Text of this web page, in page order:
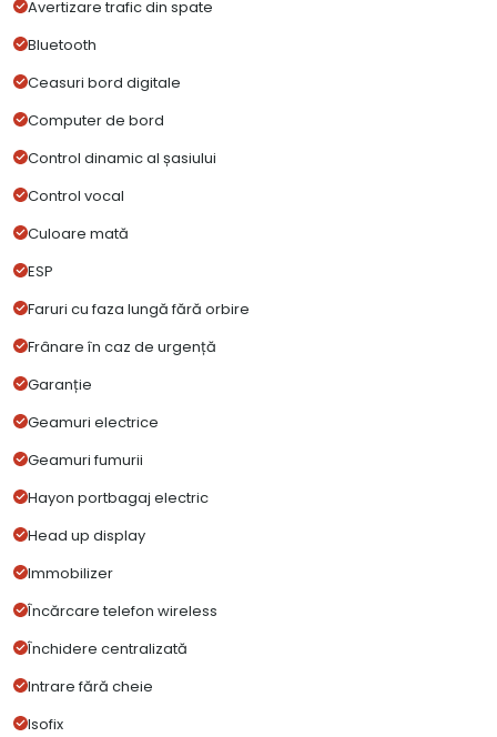
Avertizare trafic din spate
Bluetooth
Ceasuri bord digitale
Computer de bord
Control dinamic al șasiului
Control vocal
Culoare mată
ESP
Faruri cu faza lungă fără orbire
Frânare în caz de urgență
Garanție
Geamuri electrice
Geamuri fumurii
Hayon portbagaj electric
Head up display
Immobilizer
Încărcare telefon wireless
Închidere centralizată
Intrare fără cheie
Isofix